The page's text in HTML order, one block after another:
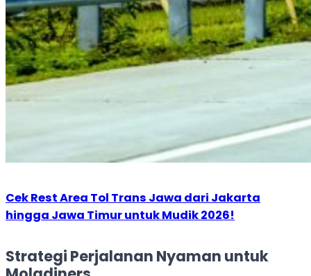
Cek Rest Area Tol Trans Jawa dari Jakarta
hingga Jawa Timur untuk Mudik 2026!
Strategi Perjalanan Nyaman untuk